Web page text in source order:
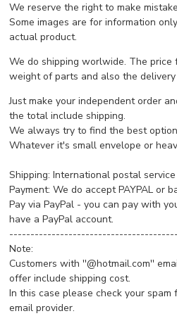
We reserve the right to make
Some images are for information
actual product.
We do shipping worlwide. The
weight of parts and also the delivery
Just make your independent order
the total include shipping.
We always try to find the best
Whatever it's small envelope or
Shipping: International postal service
Payment: We do accept PAYPAL or
Pay via PayPal - you can pay with
have a PayPal account.
Note:
Customers with ''@hotmail.com''
offer include shipping cost.
In this case please check your
email provider.